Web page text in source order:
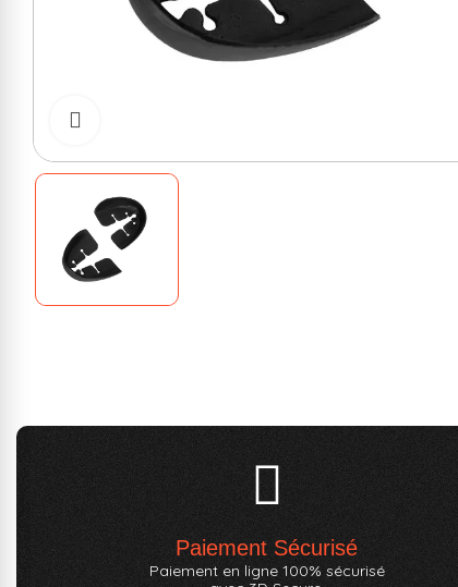
Paiement Sécurisé
Paiement en ligne 100% sécurisé